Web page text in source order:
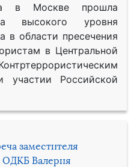
в Москве прошла
высокого уровня
в области пресечения
в Центральной
Российской
заместителя
ОДКБ Валерия